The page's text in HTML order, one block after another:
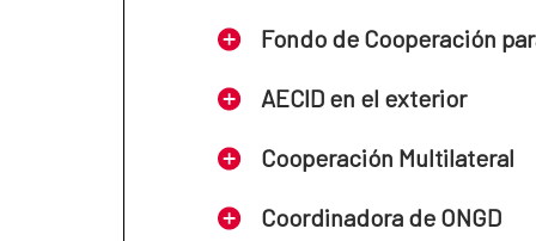
Fondo de Cooperación
AECID en el exterior
Cooperación Multilateral
Coordinadora de ONGD